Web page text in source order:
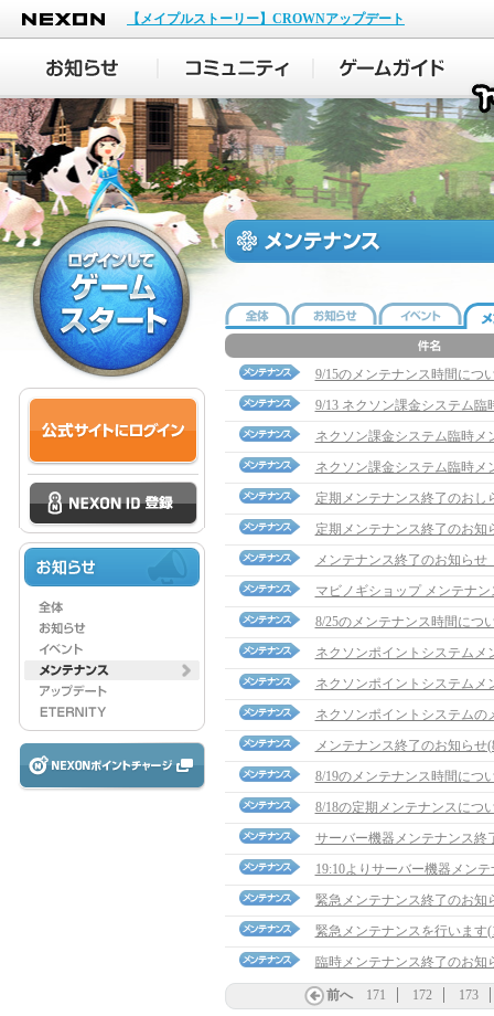
NEXON
【メイプルストーリー】CROWNアップデート
9/15のメンテナンス時間につ
9/13 ネクソン課金システム
ネクソン課金システム臨時メ
ネクソン課金システム臨時メ
定期メンテナンス終了のおし
定期メンテナンス終了のお知
メンテナンス終了のお知らせ
マビノギショップ メンテナ
8/25のメンテナンス時間につ
ネクソンポイントシステムメ
ネクソンポイントシステムメ
ネクソンポイントシステムの
メンテナンス終了のお知らせ
8/19のメンテナンス時間につ
8/18の定期メンテナンスにつ
サーバー機器メンテナンス終
19:10よりサーバー機器メン
緊急メンテナンス終了のお知
緊急メンテナンスを行います
臨時メンテナンス終了のお知
前へ 171 172 173